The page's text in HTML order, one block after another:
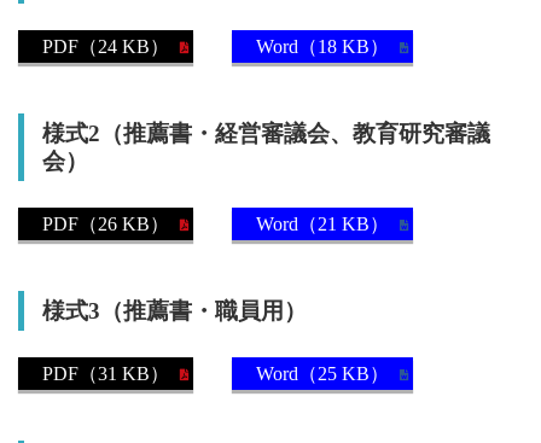
PDF（24 KB） Word（18 KB）
様式2（推薦書・経営審議会、教育研究審議
会）
PDF（26 KB） Word（21 KB）
様式3（推薦書・職員用）
PDF（31 KB） Word（25 KB）